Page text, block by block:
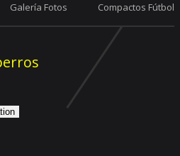
Galería Fotos Compactos Fútbol